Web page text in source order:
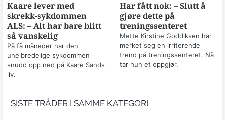
Kaare lever med
skrekk-sykdommen
ALS: – Alt har bare blitt
så vanskelig
På få måneder har den
uhelbredelige sykdommen
snudd opp ned på Kaare Sands
liv.
Har fått nok: – Slutt å
gjøre dette på
treningssenteret
Mette Kirstine Goddiksen har
merket seg en irriterende
trend på treningssenteret. Nå
tar hun et oppgjør.
SISTE TRÅDER I SAMME KATEGORI